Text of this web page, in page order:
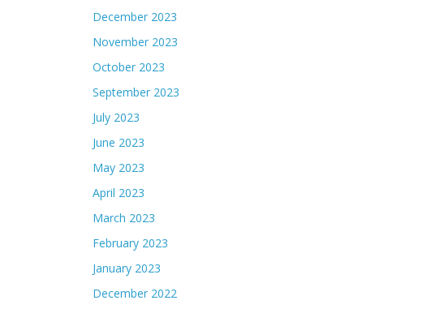
December 2023
November 2023
October 2023
September 2023
July 2023
June 2023
May 2023
April 2023
March 2023
February 2023
January 2023
December 2022